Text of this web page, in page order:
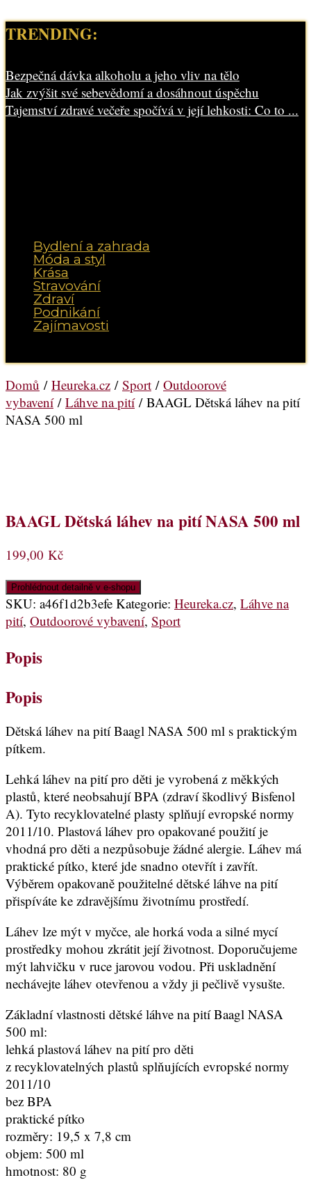
TRENDING:
Bezpečná dávka alkoholu a jeho vliv na tělo
Jak zvýšit své sebevědomí a dosáhnout úspěchu
Tajemství zdravé večeře spočívá v její lehkosti: Co to ...
Bydlení a zahrada
Móda a styl
Krása
Stravování
Zdraví
Podnikání
Zajímavosti
Domů / Heureka.cz / Sport / Outdoorové
vybavení/ Láhve na pití/ BAAGL Dětská láhev na pití
NASA 500 ml
BAAGL Dětská láhev na pití NASA 500 ml
199,00 Kč
Prohlédnout detailně v e-shopu
SKU: a46f1d2b3efe Kategorie: Heureka.cz, Láhve na
pití, Outdoorové vybavení, Sport
Popis
Popis
Dětská láhev na pití Baagl NASA 500 ml s praktickým
pítkem.
Lehká láhev na pití pro děti je vyrobená z měkkých
plastů, které neobsahují BPA (zdraví škodlivý Bisfenol
A). Tyto recyklovatelné plasty splňují evropské normy
2011/10. Plastová láhev pro opakované použití je
vhodná pro děti a nezpůsobuje žádné alergie. Láhev má
praktické pítko, které jde snadno otevřít i zavřít.
Výběrem opakovaně použitelné dětské láhve na pití
přispíváte ke zdravějšímu životnímu prostředí.
Láhev lze mýt v myčce, ale horká voda a silné mycí
prostředky mohou zkrátit její životnost. Doporučujeme
mýt lahvičku v ruce jarovou vodou. Při uskladnění
nechávejte láhev otevřenou a vždy ji pečlivě vysušte.
Základní vlastnosti dětské láhve na pití Baagl NASA
500 ml:
lehká plastová láhev na pití pro děti
z recyklovatelných plastů splňujících evropské normy
2011/10
bez BPA
praktické pítko
rozměry: 19,5 x 7,8 cm
objem: 500 ml
hmotnost: 80 g